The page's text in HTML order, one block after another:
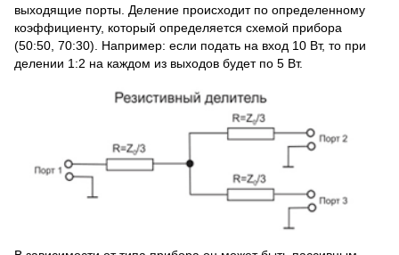
выходящие порты. Деление происходит по определенному
коэффициенту, который определяется схемой прибора
(50:50, 70:30). Например: если подать на вход 10 Вт, то при
делении 1:2 на каждом из выходов будет по 5 Вт.